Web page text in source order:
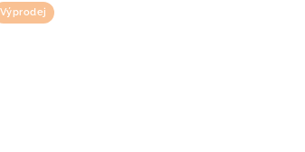
Výprodej